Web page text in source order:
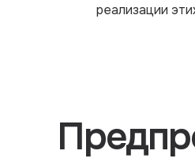
реализации